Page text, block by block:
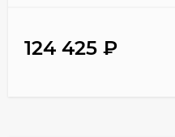
124 425 ₽